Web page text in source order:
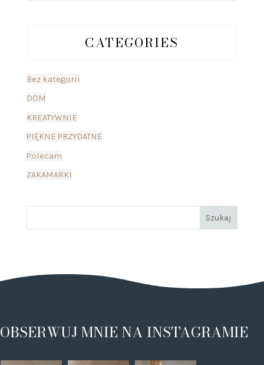
CATEGORIES
Bez kategorii
DOM
KREATYWNIE
PIĘKNE PRZYDATNE
Polecam
ZAKAMARKI
OBSERWUJ MNIE NA INSTAGRAMIE